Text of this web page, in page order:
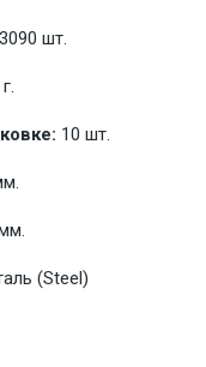
шт.
10 шт.
(Steel)